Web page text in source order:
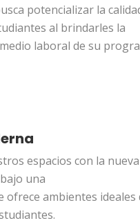
potencializar la
al brindarles la
laboral de su
espacios con la nueva
una
ambientes ideales